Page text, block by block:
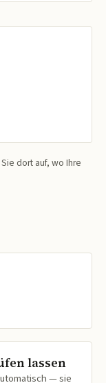
dort auf, wo Ihre
lassen
— sie